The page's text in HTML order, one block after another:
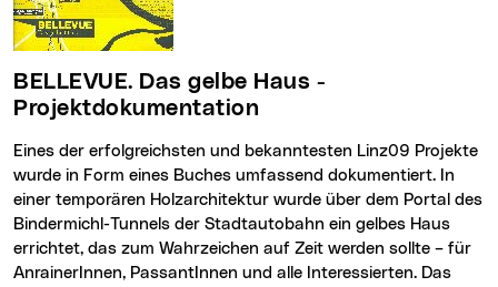
BELLEVUE. Das gelbe Haus -
Projektdokumentation
Eines der erfolgreichsten und bekanntesten Linz09 Projekte
wurde in Form eines Buches umfassend dokumentiert. In
einer temporären Holzarchitektur wurde über dem Portal des
Bindermichl-Tunnels der Stadtautobahn ein gelbes Haus
errichtet, das zum Wahrzeichen auf Zeit werden sollte – für
AnrainerInnen, PassantInnen und alle Interessierten. Das